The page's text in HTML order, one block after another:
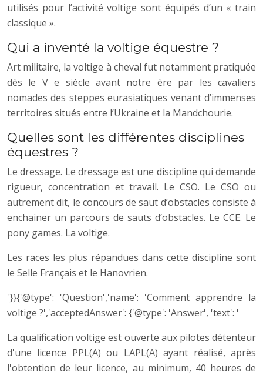
utilisés pour l’activité voltige sont équipés d’un « train
classique ».
Qui a inventé la voltige équestre ?
Art militaire, la voltige à cheval fut notamment pratiquée
dès le V e siècle avant notre ère par les cavaliers
nomades des steppes eurasiatiques venant d’immenses
territoires situés entre l’Ukraine et la Mandchourie.
Quelles sont les différentes disciplines
équestres ?
Le dressage. Le dressage est une discipline qui demande
rigueur, concentration et travail. Le CSO. Le CSO ou
autrement dit, le concours de saut d’obstacles consiste à
enchainer un parcours de sauts d’obstacles. Le CCE. Le
pony games. La voltige.
Les races les plus répandues dans cette discipline sont
le Selle Français et le Hanovrien.
'}}{'@type': 'Question','name': 'Comment apprendre la
voltige ?','acceptedAnswer': {'@type': 'Answer', 'text': '
La qualification voltige est ouverte aux pilotes détenteur
d'une licence PPL(A) ou LAPL(A) ayant réalisé, après
l'obtention de leur licence, au minimum, 40 heures de